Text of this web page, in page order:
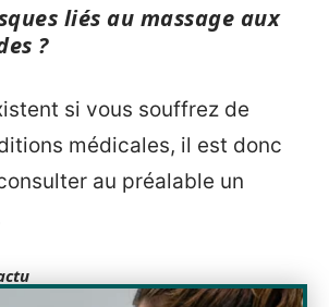
liés au massage aux
?
si vous souffrez de
médicales, il est donc
au préalable un